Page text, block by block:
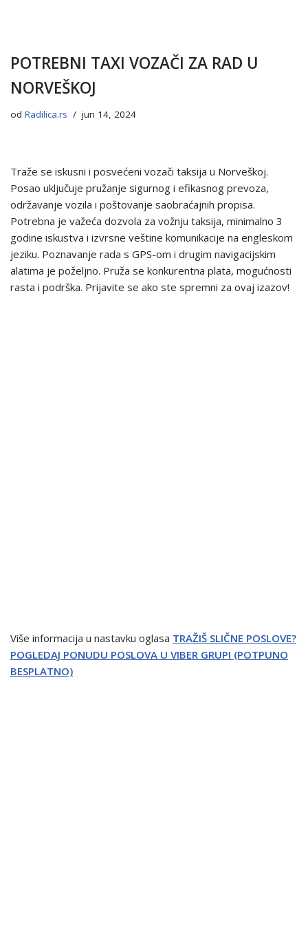
POTREBNI TAXI VOZAČI ZA RAD U
NORVEŠKOJ
od Radilica.rs jun 14, 2024
Traže se iskusni i posvećeni vozači taksija u Norveškoj.
Posao uključuje pružanje sigurnog i efikasnog prevoza,
održavanje vozila i poštovanje saobraćajnih propisa.
Potrebna je važeća dozvola za vožnju taksija, minimalno 3
godine iskustva i izvrsne veštine komunikacije na engleskom
jeziku. Poznavanje rada s GPS-om i drugim navigacijskim
alatima je poželjno. Pruža se konkurentna plata, mogućnosti
rasta i podrška. Prijavite se ako ste spremni za ovaj izazov!
Više informacija u nastavku oglasa TRAŽIŠ SLIČNE POSLOVE?
POGLEDAJ PONUDU POSLOVA U VIBER GRUPI (POTPUNO
BESPLATNO)